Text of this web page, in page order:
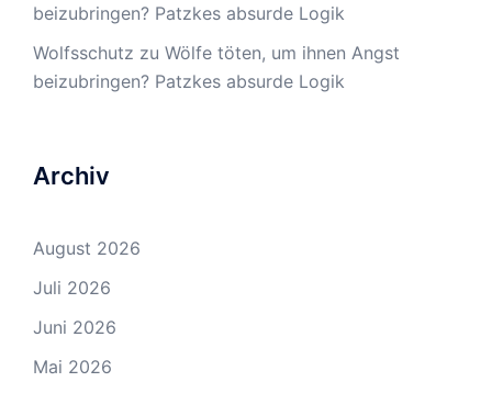
beizubringen? Patzkes absurde Logik
Wolfsschutz zu Wölfe töten, um ihnen Angst
beizubringen? Patzkes absurde Logik
Archiv
August 2026
Juli 2026
Juni 2026
Mai 2026